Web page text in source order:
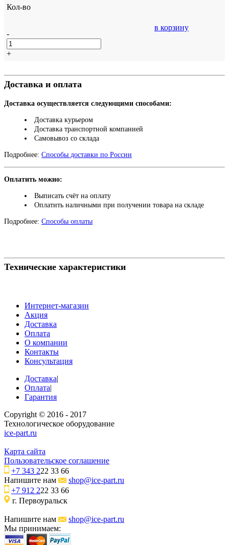
Кол-во
-
+
в корзину
Доставка и оплата
Доставка осуществляется следующими способами:
Доставка курьером
Доставка транспортной компанией
Самовывоз со склада
Подробнее: Способы доставки по России
Оплатить можно:
Выписать счёт на оплату
Оплатить наличными при получении товара на складе
Подробнее: Способы оплаты
Технические характеристики
Интернет-магазин
Акция
Доставка
Оплата
О компании
Контакты
Консультация
Доставка|
Оплата|
Гарантия
Copyright © 2016 - 2017
Технологическое оборудование
ice-part.ru
Карта сайта
Пользовательское соглашение
+7 343 222 33 66
Напишите нам
shop@ice-part.ru
+7 912 222 33 66
г. Первоуральск
Напишите нам
shop@ice-part.ru
Мы принимаем: